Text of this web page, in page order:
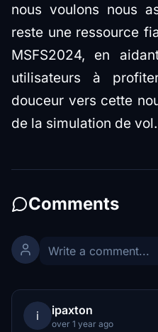
nous voulons nous
reste une ressource
MSFS2024, en
utilisateurs à
douceur vers cette
de la simulation de vol.
Comments
i ipaxton
over 1 year ago